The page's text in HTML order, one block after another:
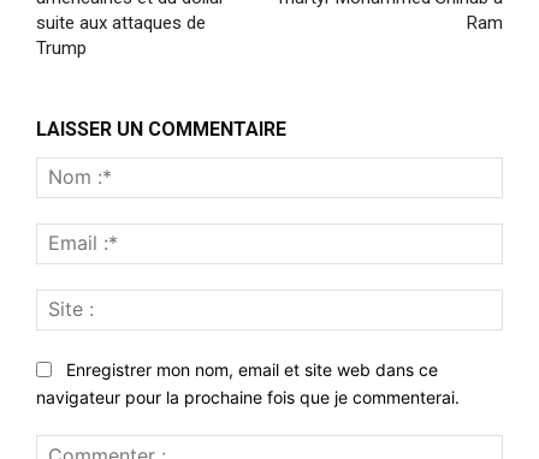
suite aux attaques de
Trump
Ram
LAISSER UN COMMENTAIRE
:*
:*
:
Enregistrer mon nom, email et site web dans ce
navigateur pour la prochaine fois que je commenterai.